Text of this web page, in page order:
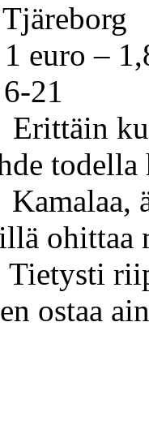
Tjäreborg
1 euro –
6-21
Erittäin
todella
Kamalaa,
ohittaa
Tietysti
ostaa